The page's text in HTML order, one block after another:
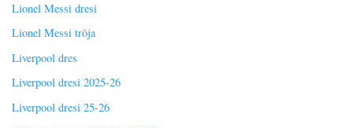
Lionel Messi dresi
Lionel Messi tröja
Liverpool dres
Liverpool dresi 2025-26
Liverpool dresi 25-26